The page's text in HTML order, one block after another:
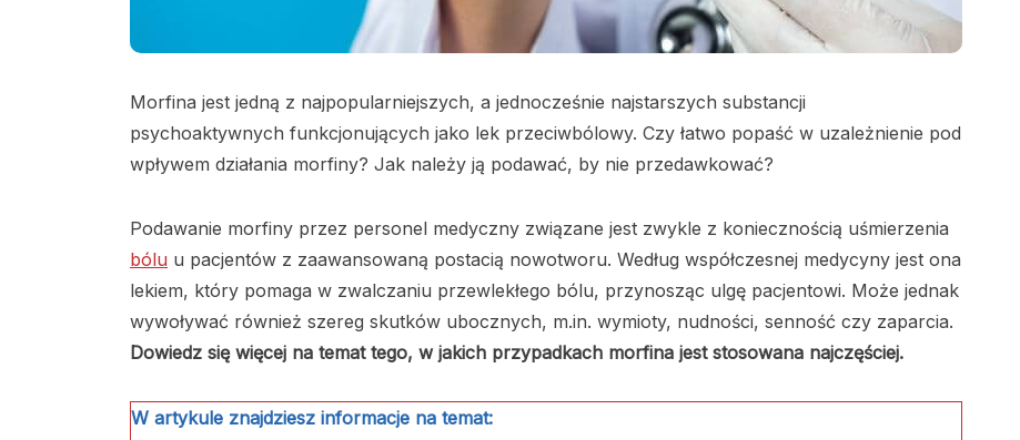
Morfina jest jedną z najpopularniejszych, a jednocześnie najstarszych substancji
psychoaktywnych funkcjonujących jako lek przeciwbólowy. Czy łatwo popaść w uzależnienie pod
wpływem działania morfiny? Jak należy ją podawać, by nie przedawkować?
Podawanie morfiny przez personel medyczny związane jest zwykle z koniecznością uśmierzenia
bólu u pacjentów z zaawansowaną postacią nowotworu. Według współczesnej medycyny jest ona
lekiem, który pomaga w zwalczaniu przewlekłego bólu, przynosząc ulgę pacjentowi. Może jednak
wywoływać również szereg skutków ubocznych, m.in. wymioty, nudności, senność czy zaparcia.
Dowiedz się więcej na temat tego, w jakich przypadkach morfina jest stosowana najczęściej.
W artykule znajdziesz informacje na temat: